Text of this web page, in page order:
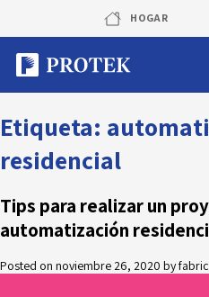
content
HOGAR
Sistema de
Rastreo
Protek
Etiqueta:
residencial
Tips para realizar un
automatización
Posted on noviembre 26, 2020 by